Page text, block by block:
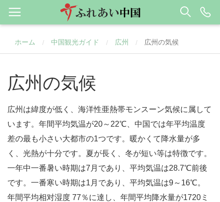
ホーム / 中国観光ガイド / 広州 / 広州の気候
広州の気候
広州は緯度が低く、海洋性亜熱帯モンスーン気候に属して
います。年間平均気温が20～22℃、中国では年平均温度
差の最も小さい大都市の1つです。暖かくて降水量が多
く、光熱が十分です。夏が長く、冬が短い等は特徴です。
一年中一番暑い時期は7月であり、平均気温は28.7℃前後
です。一番寒い時期は1月であり、平均気温は9～16℃。
年間平均相对湿度 77％に達し、年間平均降水量が1720ミ